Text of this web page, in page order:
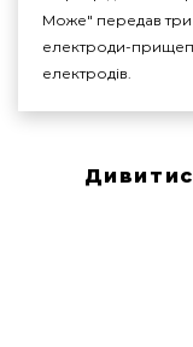
Може" передав
електроди-
електродів.